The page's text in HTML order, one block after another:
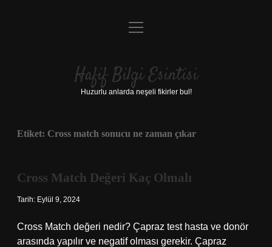
Anasayfa
Yasal Uyarı
menüyü
Hafif Bilgi Esintisi
Huzurlu anlarda neşeli fikirler bul!
Etiket: Cross match sonucu ne zaman çıkar
Cross Match Değeri Kaç Olmalı
Tarih: Eylül 9, 2024
Cross Match değeri nedir? Çapraz test hasta ve donör
arasında yapılır ve negatif olması gerekir. Çapraz